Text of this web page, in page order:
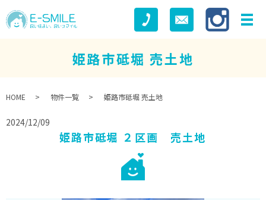
姫路市砥堀 売土地
HOME 物件一覧 姫路市砥堀 売土地
2024/12/09
姫路市砥堀 ２区画 売土地